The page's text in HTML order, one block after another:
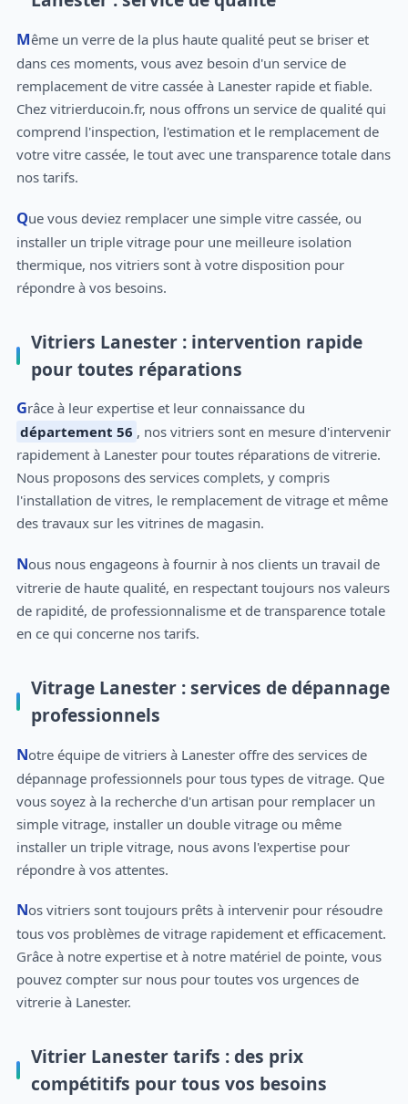
Même un verre de la plus haute qualité peut se briser et
dans ces moments, vous avez besoin d'un service de
remplacement de vitre cassée à Lanester rapide et fiable.
Chez vitrierducoin.fr, nous offrons un service de qualité qui
comprend l'inspection, l'estimation et le remplacement de
votre vitre cassée, le tout avec une transparence totale dans
nos tarifs.
Que vous deviez remplacer une simple vitre cassée, ou
installer un triple vitrage pour une meilleure isolation
thermique, nos vitriers sont à votre disposition pour
répondre à vos besoins.
Vitriers Lanester : intervention rapide
pour toutes réparations
Grâce à leur expertise et leur connaissance du
département 56 , nos vitriers sont en mesure d'intervenir
rapidement à Lanester pour toutes réparations de vitrerie.
Nous proposons des services complets, y compris
l'installation de vitres, le remplacement de vitrage et même
des travaux sur les vitrines de magasin.
Nous nous engageons à fournir à nos clients un travail de
vitrerie de haute qualité, en respectant toujours nos valeurs
de rapidité, de professionnalisme et de transparence totale
en ce qui concerne nos tarifs.
Vitrage Lanester : services de dépannage
professionnels
Notre équipe de vitriers à Lanester offre des services de
dépannage professionnels pour tous types de vitrage. Que
vous soyez à la recherche d'un artisan pour remplacer un
simple vitrage, installer un double vitrage ou même
installer un triple vitrage, nous avons l'expertise pour
répondre à vos attentes.
Nos vitriers sont toujours prêts à intervenir pour résoudre
tous vos problèmes de vitrage rapidement et efficacement.
Grâce à notre expertise et à notre matériel de pointe, vous
pouvez compter sur nous pour toutes vos urgences de
vitrerie à Lanester.
Vitrier Lanester tarifs : des prix
compétitifs pour tous vos besoins